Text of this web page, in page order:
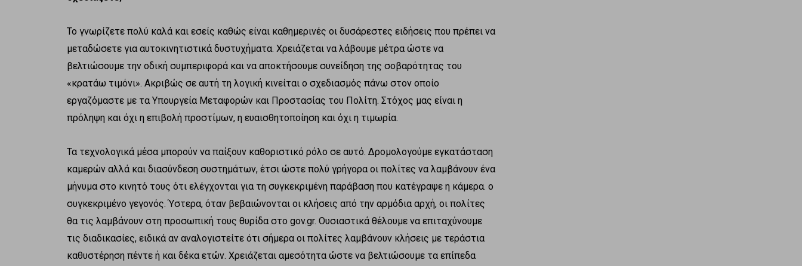
Το γνωρίζετε πολύ καλά και εσείς καθώς είναι καθημερινές οι δυσάρεστες ειδήσεις που πρέπει να
μεταδώσετε για αυτοκινητιστικά δυστυχήματα. Χρειάζεται να λάβουμε μέτρα ώστε να
βελτιώσουμε την οδική συμπεριφορά και να αποκτήσουμε συνείδηση της σοβαρότητας του
«κρατάω τιμόνι». Ακριβώς σε αυτή τη λογική κινείται ο σχεδιασμός πάνω στον οποίο
εργαζόμαστε με τα Υπουργεία Μεταφορών και Προστασίας του Πολίτη. Στόχος μας είναι η
πρόληψη και όχι η επιβολή προστίμων, η ευαισθητοποίηση και όχι η τιμωρία.
Τα τεχνολογικά μέσα μπορούν να παίξουν καθοριστικό ρόλο σε αυτό. Δρομολογούμε εγκατάσταση
καμερών αλλά και διασύνδεση συστημάτων, έτσι ώστε πολύ γρήγορα οι πολίτες να λαμβάνουν ένα
μήνυμα στο κινητό τους ότι ελέγχονται για τη συγκεκριμένη παράβαση που κατέγραψε η κάμερα. ο
συγκεκριμένο γεγονός. Ύστερα, όταν βεβαιώνονται οι κλήσεις από την αρμόδια αρχή, οι πολίτες
θα τις λαμβάνουν στη προσωπική τους θυρίδα στο gov.gr. Ουσιαστικά θέλουμε να επιταχύνουμε
τις διαδικασίες, ειδικά αν αναλογιστείτε ότι σήμερα οι πολίτες λαμβάνουν κλήσεις με τεράστια
καθυστέρηση πέντε ή και δέκα ετών. Χρειάζεται αμεσότητα ώστε να βελτιώσουμε τα επίπεδα